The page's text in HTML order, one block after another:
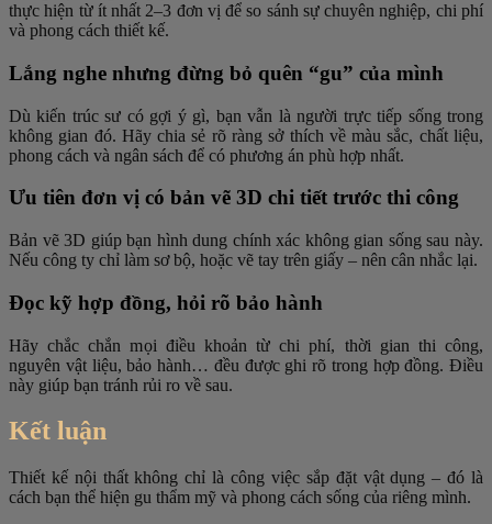
thực hiện từ ít nhất 2–3 đơn vị để so sánh sự chuyên nghiệp, chi phí
và phong cách thiết kế.
Lắng nghe nhưng đừng bỏ quên “gu” của mình
Dù kiến trúc sư có gợi ý gì, bạn vẫn là người trực tiếp sống trong
không gian đó. Hãy chia sẻ rõ ràng sở thích về màu sắc, chất liệu,
phong cách và ngân sách để có phương án phù hợp nhất.
Ưu tiên đơn vị có bản vẽ 3D chi tiết trước thi công
Bản vẽ 3D giúp bạn hình dung chính xác không gian sống sau này.
Nếu công ty chỉ làm sơ bộ, hoặc vẽ tay trên giấy – nên cân nhắc lại.
Đọc kỹ hợp đồng, hỏi rõ bảo hành
Hãy chắc chắn mọi điều khoản từ chi phí, thời gian thi công,
nguyên vật liệu, bảo hành… đều được ghi rõ trong hợp đồng. Điều
này giúp bạn tránh rủi ro về sau.
Kết luận
Thiết kế nội thất không chỉ là công việc sắp đặt vật dụng – đó là
cách bạn thể hiện gu thẩm mỹ và phong cách sống của riêng mình.